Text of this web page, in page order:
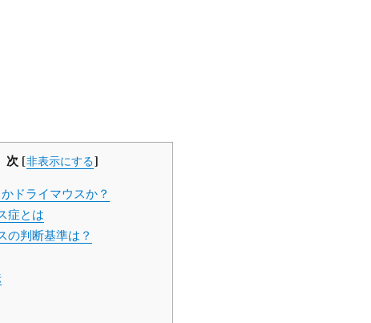
次 [非表示にする]
ドライマウスか？
症とは
の判断基準は？